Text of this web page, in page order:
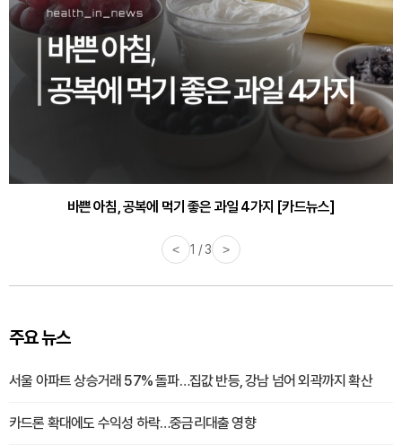
바쁜 아침, 공복에 먹기 좋은 과일 4가지 [카드뉴스]
< 1 / 3 >
주요 뉴스
서울 아파트 상승거래 57% 돌파…집값 반등, 강남 넘어 외곽까지 확산
카드론 확대에도 수익성 하락…중금리대출 영향